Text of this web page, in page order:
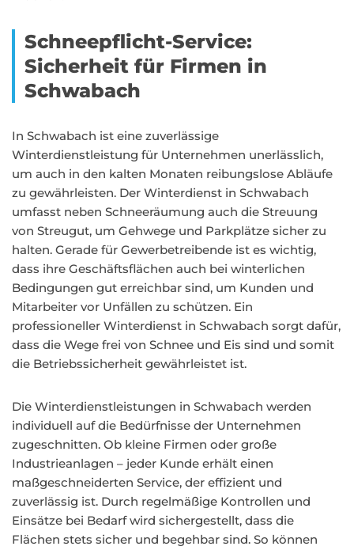
Schneepflicht-Service:
Sicherheit für Firmen in
Schwabach
In Schwabach ist eine zuverlässige
Winterdienstleistung für Unternehmen unerlässlich,
um auch in den kalten Monaten reibungslose Abläufe
zu gewährleisten. Der Winterdienst in Schwabach
umfasst neben Schneeräumung auch die Streuung
von Streugut, um Gehwege und Parkplätze sicher zu
halten. Gerade für Gewerbetreibende ist es wichtig,
dass ihre Geschäftsflächen auch bei winterlichen
Bedingungen gut erreichbar sind, um Kunden und
Mitarbeiter vor Unfällen zu schützen. Ein
professioneller Winterdienst in Schwabach sorgt dafür,
dass die Wege frei von Schnee und Eis sind und somit
die Betriebssicherheit gewährleistet ist.
Die Winterdienstleistungen in Schwabach werden
individuell auf die Bedürfnisse der Unternehmen
zugeschnitten. Ob kleine Firmen oder große
Industrieanlagen – jeder Kunde erhält einen
maßgeschneiderten Service, der effizient und
zuverlässig ist. Durch regelmäßige Kontrollen und
Einsätze bei Bedarf wird sichergestellt, dass die
Flächen stets sicher und begehbar sind. So können